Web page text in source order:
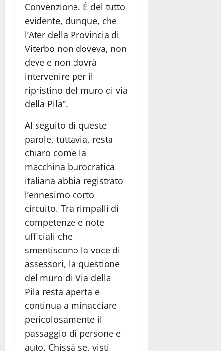
Convenzione. È del tutto
evidente, dunque, che
l’Ater della Provincia di
Viterbo non doveva, non
deve e non dovrà
intervenire per il
ripristino del muro di via
della Pila”.
Al seguito di queste
parole, tuttavia, resta
chiaro come la
macchina burocratica
italiana abbia registrato
l’ennesimo corto
circuito. Tra rimpalli di
competenze e note
ufficiali che
smentiscono la voce di
assessori, la questione
del muro di Via della
Pila resta aperta e
continua a minacciare
pericolosamente il
passaggio di persone e
auto. Chissà se, visti